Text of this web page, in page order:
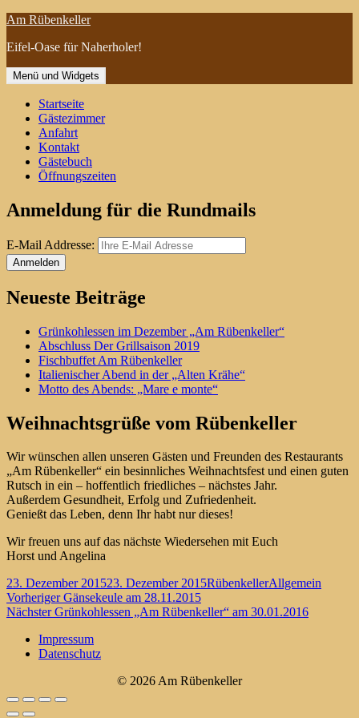
Zum
springen
Am Rübenkeller
Eifel-Oase für Naherholer!
Menü und Widgets
Startseite
Gästezimmer
Anfahrt
Kontakt
Gästebuch
Öffnungszeiten
Anmeldung für die Rundmails
E-Mail Addresse:
Neueste Beiträge
Grünkohlessen im Dezember „Am Rübenkeller“
Abschluss Der Grillsaison 2019
Fischbuffet Am Rübenkeller
Italienischer Abend in der „Alten Krähe“
Motto des Abends: „Mare e monte“
Weihnachtsgrüße vom Rübenkeller
Wir wünschen allen unseren Gästen und Freunden des Restaurants
„Am Rübenkeller“ ein besinnliches Weihnachtsfest und einen guten
Rutsch in ein – hoffentlich friedliches – nächstes Jahr.
Außerdem Gesundheit, Erfolg und Zufriedenheit.
Genießt das Leben, denn Ihr habt nur dieses!
Wir freuen uns auf das nächste Wiedersehen mit Euch
Horst und Angelina
Veröffentlicht
am
23. Dezember 201523. Dezember 2015Autor
RübenkellerKategorien
Allgemein
Beitragsnavigation
Vorheriger Vorheriger
Beitrag:
Gänsekeule am 28.11.2015
Nächster Nächster
Grünkohlessen „Am Rübenkeller“ am 30.01.2016
Impressum
Datenschutz
© 2026 Am Rübenkeller